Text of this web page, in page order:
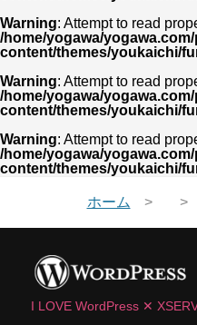
Warning: Attempt to read
/home/yogawa/
content/themes/youkaichi/
Warning: Attempt to read
/home/yogawa/
content/themes/youkaichi/
Warning: Attempt to read
/home/yogawa/
content/themes/youkaichi/
ホーム
I LOVE WordPress ✕